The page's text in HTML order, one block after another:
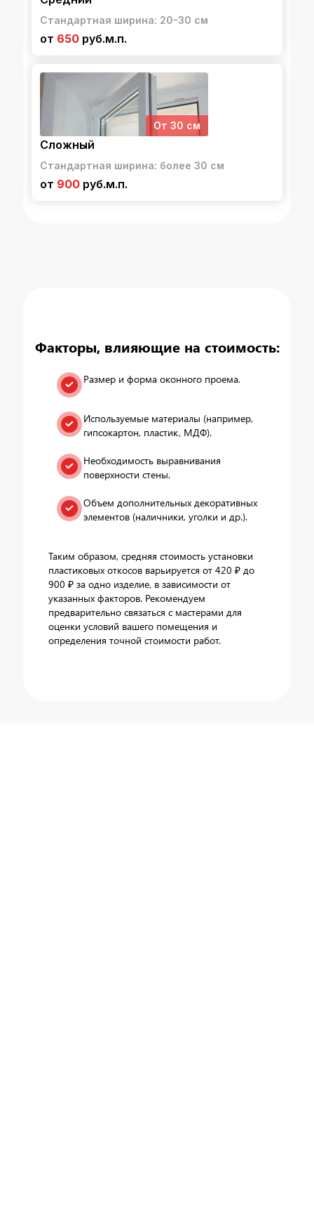
Стандартная ширина: 20-30 см
от 650руб.м.п.
От 30 см
Сложный
Стандартная ширина: более 30 см
от 900руб.м.п.
Факторы, влияющие на стоимость:
Размер и форма оконного проема.
Используемые материалы (например,
гипсокартон, пластик, МДФ).
Необходимость выравнивания
поверхности стены.
Объем дополнительных декоративных
элементов (наличники, уголки и др.).
Таким образом, средняя стоимость установки
пластиковых откосов варьируется от 420 ₽ до
900 ₽ за одно изделие, в зависимости от
указанных факторов. Рекомендуем
предварительно связаться с мастерами для
оценки условий вашего помещения и
определения точной стоимости работ.